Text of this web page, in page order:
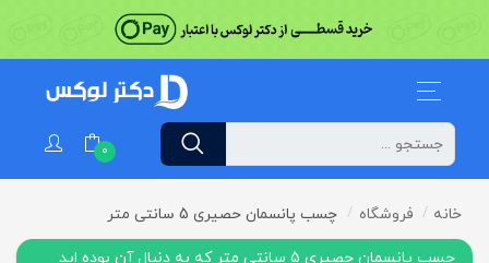
0
خانه فروشگاه چسب پانسمان حصیری 5 سانتی متر
چسب پانسمان حصیری 5 سانتی متر
که به دنبال آن بوده اید